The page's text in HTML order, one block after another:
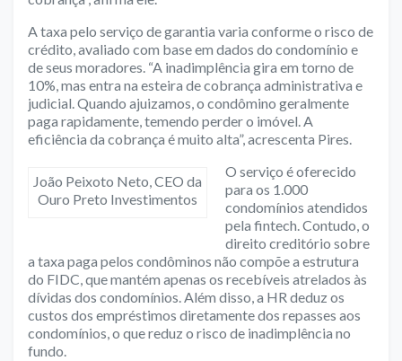
A taxa pelo serviço de garantia varia conforme o risco de
crédito, avaliado com base em dados do condomínio e
de seus moradores. “A inadimplência gira em torno de
10%, mas entra na esteira de cobrança administrativa e
judicial. Quando ajuizamos, o condômino geralmente
paga rapidamente, temendo perder o imóvel. A
eficiência da cobrança é muito alta”, acrescenta Pires.
João Peixoto Neto, CEO da
Ouro Preto Investimentos
O serviço é oferecido
para os 1.000
condomínios atendidos
pela fintech. Contudo, o
direito creditório sobre
a taxa paga pelos condôminos não compõe a estrutura
do FIDC, que mantém apenas os recebíveis atrelados às
dívidas dos condomínios. Além disso, a HR deduz os
custos dos empréstimos diretamente dos repasses aos
condomínios, o que reduz o risco de inadimplência no
fundo.